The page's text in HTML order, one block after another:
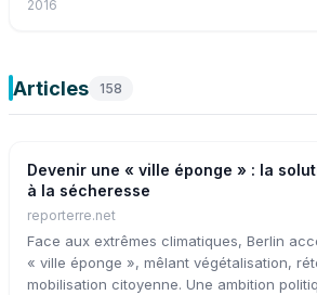
2016
Articles 158
Devenir une « ville éponge » : la
à la sécheresse
reporterre.net
Face aux extrêmes climatiques, Berlin
« ville éponge », mêlant végétalisation,
mobilisation citoyenne. Une ambition